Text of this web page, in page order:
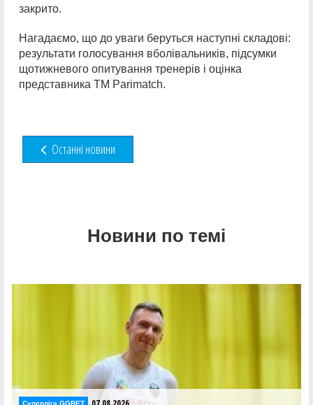
закрито.
Нагадаємо, що до уваги беруться наступні складові:
результати голосування вболівальників, підсумки
щотижневого опитування тренерів і оцінка
представника ТМ Parimatch.
Останні новини
Новини по темі
Суперліга GGBET